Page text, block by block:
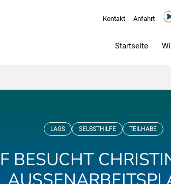
Kontakt Anfahrt
Startseite
LAGS SELBSTHILFE TEILHABE
BESUCHT